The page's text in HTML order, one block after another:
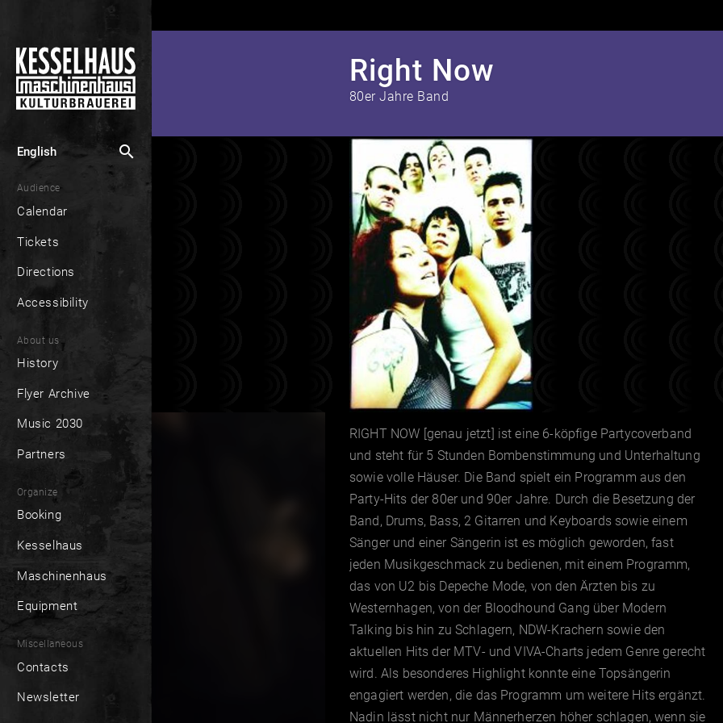
English search
Audience
Calendar
Tickets
Directions
Accessibility
About us
History
Flyer Archive
Music 2030
Partners
Organize
Booking
Kesselhaus
Maschinenhaus
Equipment
Miscellaneous
Contacts
Newsletter
Right Now
80er Jahre Band
RIGHT NOW [genau jetzt] ist eine 6-köpfige Partycoverband
und steht für 5 Stunden Bombenstimmung und Unterhaltung
sowie volle Häuser. Die Band spielt ein Programm aus den
Party-Hits der 80er und 90er Jahre. Durch die Besetzung der
Band, Drums, Bass, 2 Gitarren und Keyboards sowie einem
Sänger und einer Sängerin ist es möglich geworden, fast
jeden Musikgeschmack zu bedienen, mit einem Programm,
das von U2 bis Depeche Mode, von den Ärzten bis zu
Westernhagen, von der Bloodhound Gang über Modern
Talking bis hin zu Schlagern, NDW-Krachern sowie den
aktuellen Hits der MTV- und VIVA-Charts jedem Genre gerecht
wird. Als besonderes Highlight konnte eine Topsängerin
engagiert werden, die das Programm um weitere Hits ergänzt.
Nadin lässt nicht nur Männerherzen höher schlagen, wenn sie